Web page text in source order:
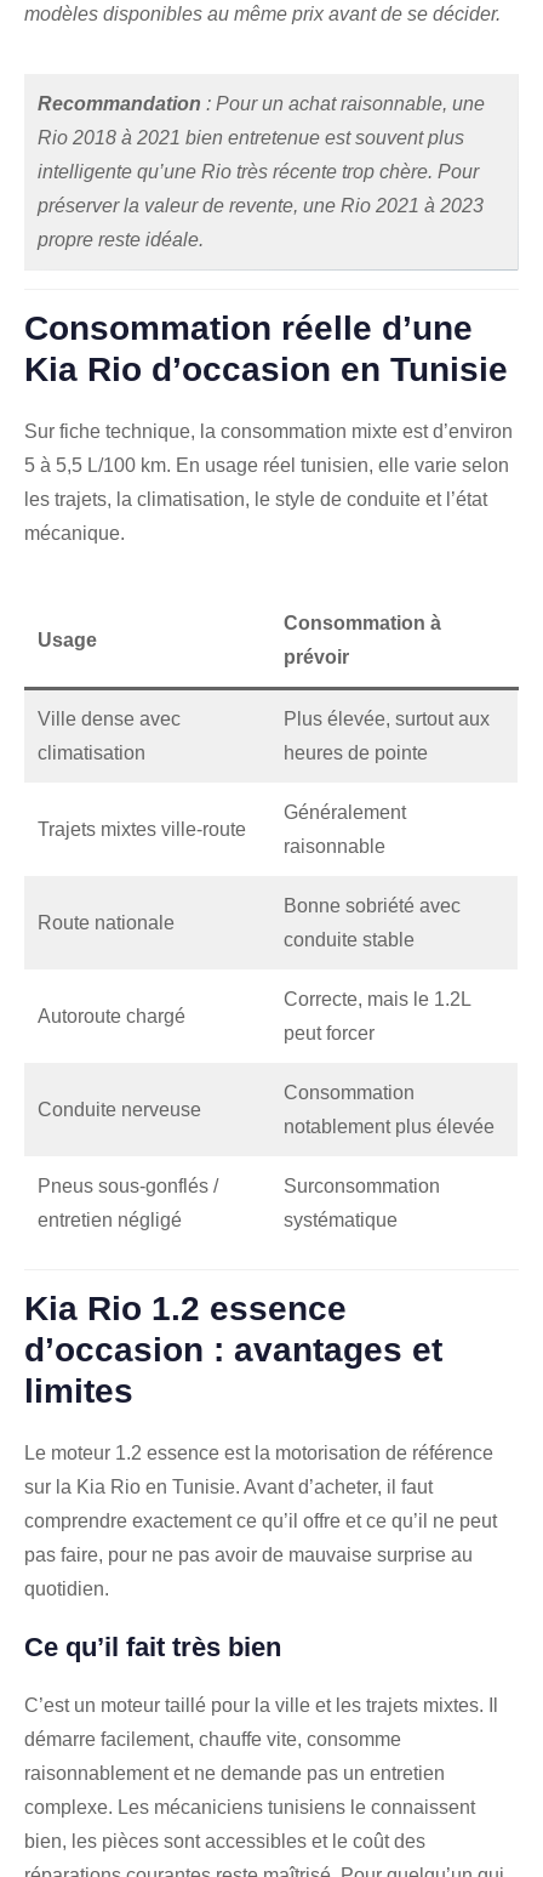
modèles disponibles au même prix avant de se décider.
Recommandation : Pour un achat raisonnable, une
Rio 2018 à 2021 bien entretenue est souvent plus
intelligente qu’une Rio très récente trop chère. Pour
préserver la valeur de revente, une Rio 2021 à 2023
propre reste idéale.
Consommation réelle d’une
Kia Rio d’occasion en Tunisie
Sur fiche technique, la consommation mixte est d’environ
5 à 5,5 L/100 km. En usage réel tunisien, elle varie selon
les trajets, la climatisation, le style de conduite et l’état
mécanique.
Usage
Consommation à
prévoir
Ville dense avec
climatisation
Plus élevée, surtout aux
heures de pointe
Trajets mixtes ville-route
Généralement
raisonnable
Route nationale
Bonne sobriété avec
conduite stable
Autoroute chargé
Correcte, mais le 1.2L
peut forcer
Conduite nerveuse
Consommation
notablement plus élevée
Pneus sous-gonflés /
entretien négligé
Surconsommation
systématique
Kia Rio 1.2 essence
d’occasion : avantages et
limites
Le moteur 1.2 essence est la motorisation de référence
sur la Kia Rio en Tunisie. Avant d’acheter, il faut
comprendre exactement ce qu’il offre et ce qu’il ne peut
pas faire, pour ne pas avoir de mauvaise surprise au
quotidien.
Ce qu’il fait très bien
C’est un moteur taillé pour la ville et les trajets mixtes. Il
démarre facilement, chauffe vite, consomme
raisonnablement et ne demande pas un entretien
complexe. Les mécaniciens tunisiens le connaissent
bien, les pièces sont accessibles et le coût des